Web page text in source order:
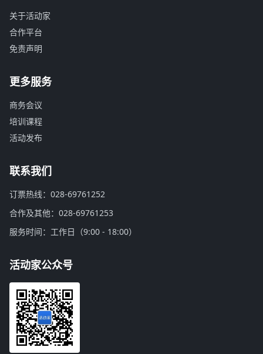
关于活动家
合作平台
免责声明
更多服务
商务会议
培训课程
活动发布
联系我们
订票热线：028-69761252
合作及其他：028-69761253
服务时间：工作日（9:00 - 18:00）
活动家公众号